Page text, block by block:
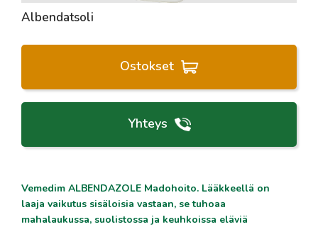
Albendatsoli
Ostokset
Yhteys
Vemedim ALBENDAZOLE Madohoito. Lääkkeellä on
laaja vaikutus sisäloisia vastaan, se tuhoaa
mahalaukussa, suolistossa ja keuhkoissa eläviä